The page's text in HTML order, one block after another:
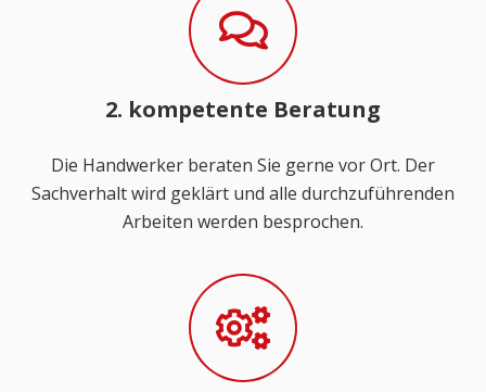
2. kompetente Beratung
Die Handwerker beraten Sie gerne vor Ort. Der
Sachverhalt wird geklärt und alle durchzuführenden
Arbeiten werden besprochen.